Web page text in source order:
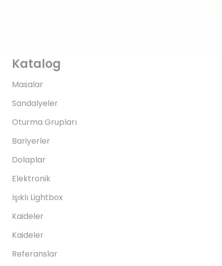
Katalog
Masalar
Sandalyeler
Oturma Grupları
Bariyerler
Dolaplar
Elektronik
Işıklı Lightbox
Kaideler
Kaideler
Referanslar